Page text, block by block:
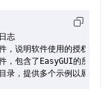
志
明软件使用的授权方式
含了EasyGUI的所有主
供多个示例以展示如何